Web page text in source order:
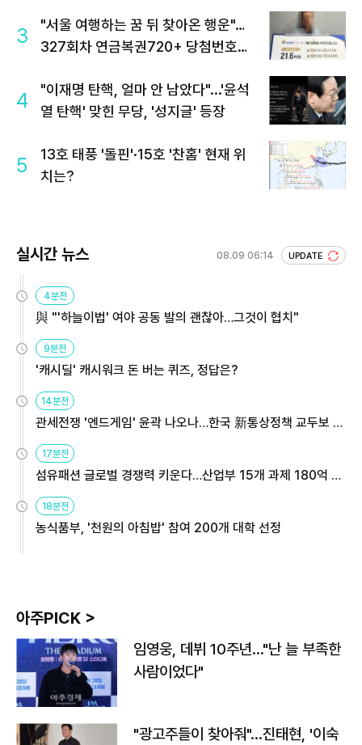
3
"서울 여행하는 꿈 뒤 찾아온 행운"…
327회차 연금복권720+ 당첨번호조
4
"이재명 탄핵, 얼마 안 남았다"...'윤석
열 탄핵' 맞힌 무당, '성지글' 등장
5
13호 태풍 '돌핀'·15호 '찬홈' 현재 위
치는?
실시간 뉴스 08.09 06:14 UPDATE
4분전
與 "'하늘이법' 여야 공동 발의 괜찮아…그것이 협치"
9분전
'캐시딜' 캐시워크 돈 버는 퀴즈, 정답은?
14분전
관세전쟁 '엔드게임' 윤곽 나오나…한국 新통상정책 교두보 활
용해야
17분전
섬유패션 글로벌 경쟁력 키운다…산업부 15개 과제 180억 지
원
18분전
농식품부, '천원의 아침밥' 참여 200개 대학 선정
아주PICK >
임영웅, 데뷔 10주년…"난 늘 부족한
사람이었다"
"광고주들이 찾아줘"…진태현, '이숙